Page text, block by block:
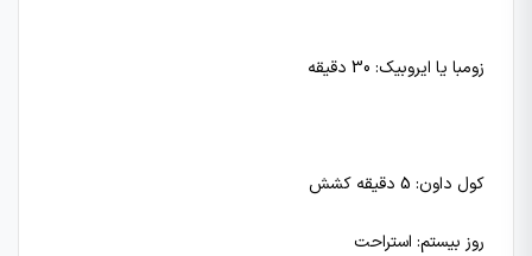
زومبا یا ایروبیک: 30 دقیقه
کول داون: 5 دقیقه کشش
روز بیستم: استراحت